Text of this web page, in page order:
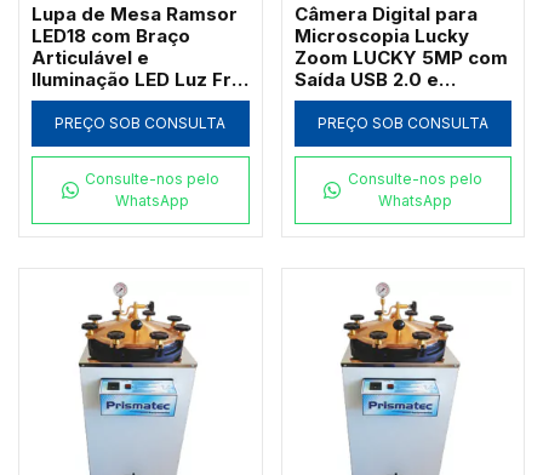
Lupa de Mesa Ramsor
LED18 com Braço
Articulável e
Iluminação LED Luz Fria
220V
PREÇO SOB CONSULTA
Consulte-nos pelo
WhatsApp
Câmera Digital para
Microscopia Lucky
Zoom LUCKY 5MP com
Saída USB 2.0 e
Adaptadores Ópticos
PREÇO SOB CONSULTA
Consulte-nos pelo
WhatsApp